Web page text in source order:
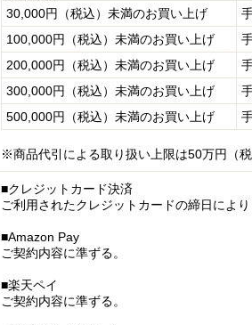
30,000円（税込）未満のお買い上げ
100,000円（税込）未満のお買い上げ
200,000円（税込）未満のお買い上げ
300,000円（税込）未満のお買い上げ
500,000円（税込）未満のお買い上げ
※商品代引による取り扱い上限は50万円（税
■クレジットカード決済
ご利用されたクレジットカードの締日により
■Amazon Pay
ご契約内容に準ずる。
■楽天ペイ
ご契約内容に準ずる。